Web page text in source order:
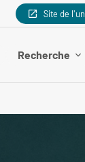
Site de
Recherche